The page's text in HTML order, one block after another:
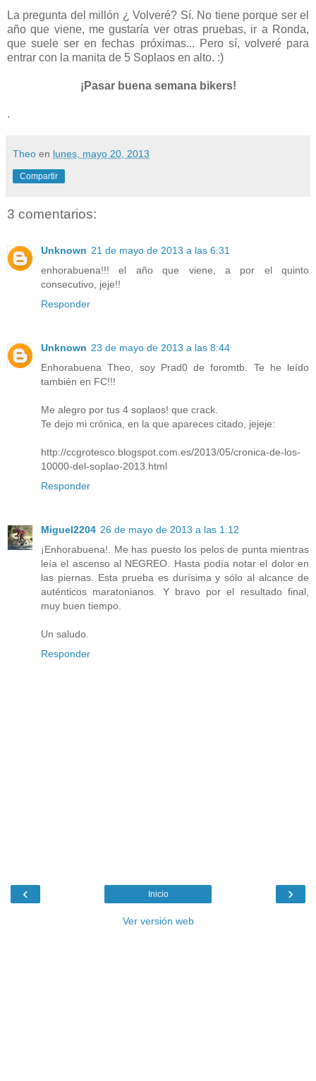
La pregunta del millón ¿ Volveré? Sí. No tiene porque ser el
año que viene, me gustaría ver otras pruebas, ir a Ronda,
que suele ser en fechas próximas... Pero sí, volveré para
entrar con la manita de 5 Soplaos en alto. :)
¡Pasar buena semana bikers!
.
Theo en lunes, mayo 20, 2013
Compartir
3 comentarios:
Unknown 21 de mayo de 2013 a las 6:31
enhorabuena!!! el año que viene, a por el quinto
consecutivo, jeje!!
Responder
Unknown 23 de mayo de 2013 a las 8:44
Enhorabuena Theo, soy Prad0 de foromtb. Te he leído
también en FC!!!
Me alegro por tus 4 soplaos! que crack.
Te dejo mi crónica, en la que apareces citado, jejeje:
http://ccgrotesco.blogspot.com.es/2013/05/cronica-de-los-
10000-del-soplao-2013.html
Responder
Miguel2204 26 de mayo de 2013 a las 1:12
¡Enhorabuena!. Me has puesto los pelos de punta mientras
leía el ascenso al NEGREO. Hasta podía notar el dolor en
las piernas. Esta prueba es durísima y sólo al alcance de
auténticos maratonianos. Y bravo por el resultado final,
muy buen tiempo.
Un saludo.
Responder
‹ ›
Inicio
Ver versión web